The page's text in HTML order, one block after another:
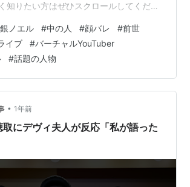
知りたい方はぜひスクロールしてくださ
写真流出」は未確認情報に留まってお
発表はありません。 スクショや声質から
という憶測もありますが、顔出しはまだ
前世（中の人）の年齢や素性 WP記事
経験のある女性で、90年代～2000年代生
高いとのこと。 しか…
ノエル #中の人 #顔バレ #前世
イブ #バーチャルYouTuber
#話題の人物
• 1年前
にデヴィ夫人が反応「私が語った